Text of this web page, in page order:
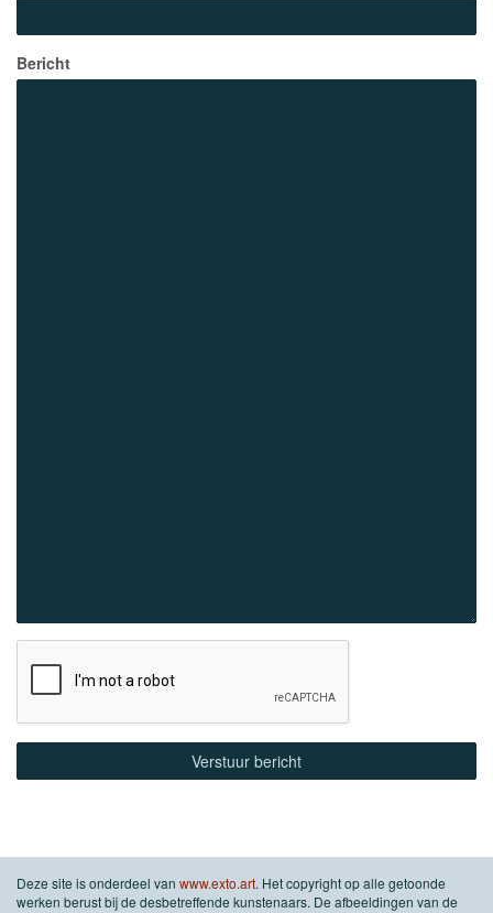
Bericht
Deze site is onderdeel van www.exto.art. Het copyright op alle getoonde
werken berust bij de desbetreffende kunstenaars. De afbeeldingen van de